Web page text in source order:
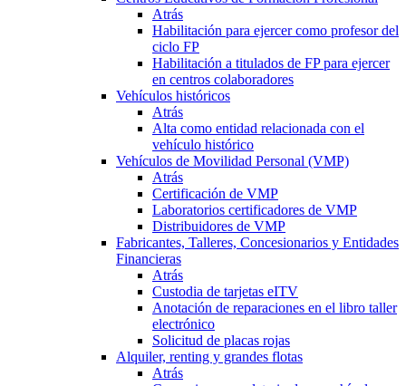
Atrás
Habilitación para ejercer como profesor del
ciclo FP
Habilitación a titulados de FP para ejercer
en centros colaboradores
Vehículos históricos
Atrás
Alta como entidad relacionada con el
vehículo histórico
Vehículos de Movilidad Personal (VMP)
Atrás
Certificación de VMP
Laboratorios certificadores de VMP
Distribuidores de VMP
Fabricantes, Talleres, Concesionarios y Entidades
Financieras
Atrás
Custodia de tarjetas eITV
Anotación de reparaciones en el libro taller
electrónico
Solicitud de placas rojas
Alquiler, renting y grandes flotas
Atrás